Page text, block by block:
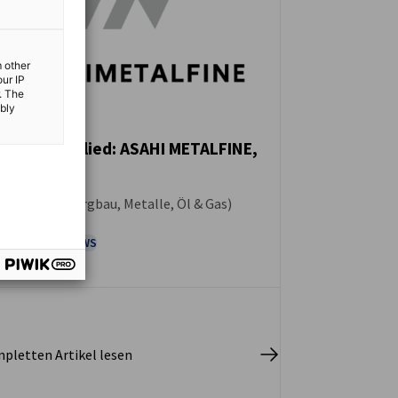
Neues Mitglied: ASAHI METALFINE,
Rohstoffe (Bergbau, Metalle, Öl & Gas)
MITGLIEDER NEWS
Artikel lesen
other
IP
The